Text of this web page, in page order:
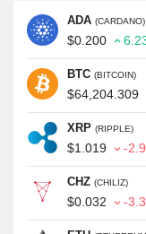
ADA (CARDANO)
$0.200
BTC (BITCOIN)
$64,204.309
XRP (RIPPLE)
$1.019 -
CHZ (CHILIZ)
$0.032 -